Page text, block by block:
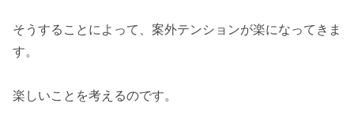
そうすることによって、案外テンションが楽になってきま
す。
楽しいことを考えるのです。